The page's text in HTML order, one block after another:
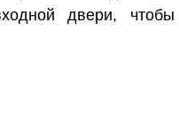
двери, чтобы